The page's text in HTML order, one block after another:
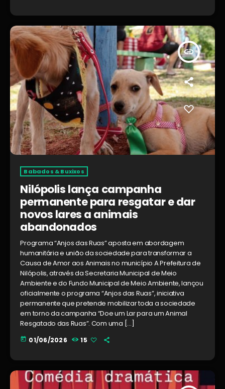
insert_link
Babados & Buxixos
Nilópolis lança campanha
permanente para resgatar e dar
novos lares a animais
abandonados
Programa “Anjos das Ruas” aposta em abordagem
humanitária e união da sociedade para transformar a
Causa de Amor aos Animais no município A Prefeitura de
Nilópolis, através da Secretaria Municipal de Meio
Ambiente e do Fundo Municipal de Meio Ambiente, lançou
oficialmente o programa “Anjos das Ruas”, iniciativa
permanente que pretende mobilizar toda a sociedade
em torno da campanha “Doe um Lar para um Animal
Resgatado das Ruas”. Com uma […]
today 01/06/2026 15